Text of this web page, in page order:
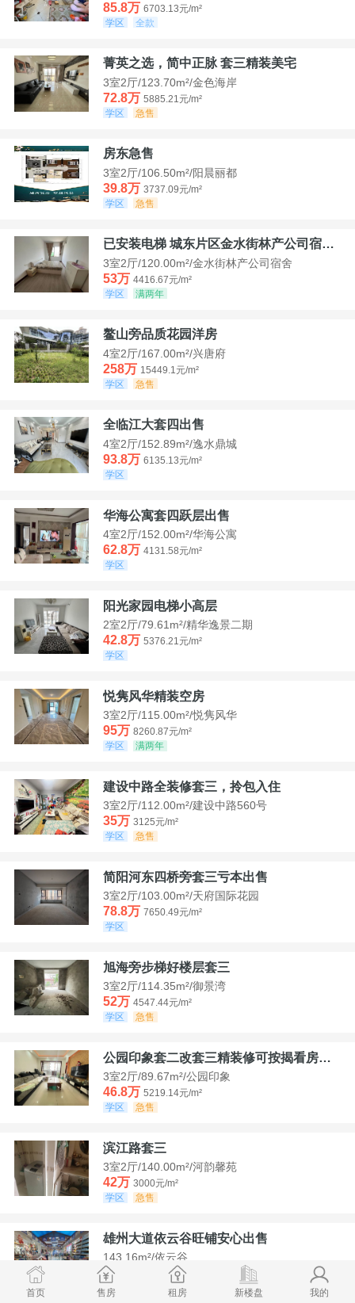
85.8万 6703.13元/m²
学区
全款
菁英之选，简中正脉 套三精装美宅
3室2厅/123.70m²/金色海岸
72.8万 5885.21元/m²
学区
急售
房东急售
3室2厅/106.50m²/阳晨丽都
39.8万 3737.09元/m²
学区
急售
已安装电梯 城东片区金水街林产公司宿舍套三可看江景
3室2厅/120.00m²/金水街林产公司宿舍
53万 4416.67元/m²
学区
满两年
鳌山旁品质花园洋房
4室2厅/167.00m²/兴唐府
258万 15449.1元/m²
学区
急售
全临江大套四出售
4室2厅/152.89m²/逸水鼎城
93.8万 6135.13元/m²
学区
华海公寓套四跃层出售
4室2厅/152.00m²/华海公寓
62.8万 4131.58元/m²
学区
阳光家园电梯小高层
2室2厅/79.61m²/精华逸景二期
42.8万 5376.21元/m²
学区
悦隽风华精装空房
3室2厅/115.00m²/悦隽风华
95万 8260.87元/m²
学区
满两年
建设中路全装修套三，拎包入住
3室2厅/112.00m²/建设中路560号
35万 3125元/m²
学区
急售
简阳河东四桥旁套三亏本出售
3室2厅/103.00m²/天府国际花园
78.8万 7650.49元/m²
学区
旭海旁步梯好楼层套三
3室2厅/114.35m²/御景湾
52万 4547.44元/m²
学区
急售
公园印象套二改套三精装修可按揭看房方便
3室2厅/89.67m²/公园印象
46.8万 5219.14元/m²
学区
急售
滨江路套三
3室2厅/140.00m²/河韵馨苑
42万 3000元/m²
学区
急售
雄州大道依云谷旺铺安心出售
143.16m²/依云谷
178.8万
12489.52元/m²
学区
首页 售房 租房 新楼盘 我的